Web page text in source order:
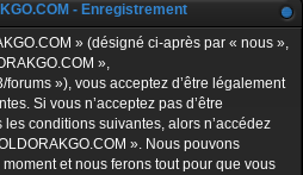
h
e
c
h
e
- Enregistrement
» (désigné ci-après par « nous »,
»,
»), vous acceptez d’être légalement
Si vous n’acceptez pas d’être
conditions suivantes, alors n’accédez
». Nous pouvons
et nous ferons tout pour que vous